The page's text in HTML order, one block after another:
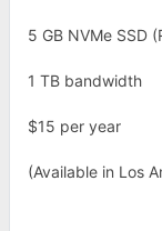
5 GB NVMe SSD
1 TB bandwidth
$15 per year
(Available in Los